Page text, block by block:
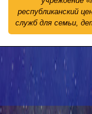
республиканский
служб для семьи,